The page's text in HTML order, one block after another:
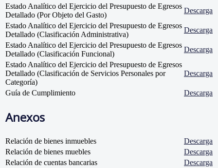
Estado Analítico del Ejercicio del Presupuesto de Egresos
Detallado (Por Objeto del Gasto)
Descarga
Estado Analítico del Ejercicio del Presupuesto de Egresos
Detallado (Clasificación Administrativa)
Descarga
Estado Analítico del Ejercicio del Presupuesto de Egresos
Detallado (Clasificación Funcional)
Descarga
Estado Analítico del Ejercicio del Presupuesto de Egresos
Detallado (Clasificación de Servicios Personales por
Categoría)
Descarga
Guía de Cumplimiento Descarga
Anexos
Relación de bienes inmuebles
Descarga
Relación de bienes muebles
Descarga
Relación de cuentas bancarias
Descarga